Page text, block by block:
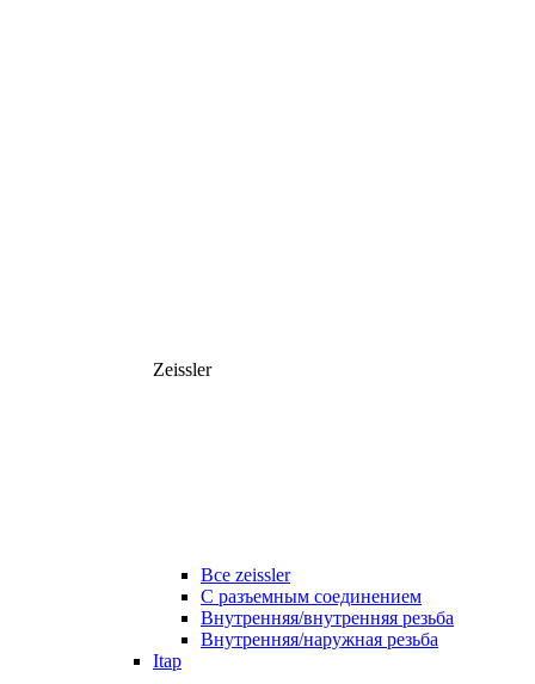
Zeissler
Все zeissler
С разъемным соединением
Внутренняя/внутренняя резьба
Внутренняя/наружная резьба
Itap